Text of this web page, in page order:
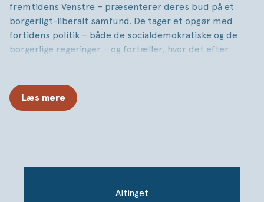
fremtidens Venstre – præsenterer deres bud på et
borgerligt-liberalt samfund. De tager et opgør med
fortidens politik – både de socialdemokratiske og de
borgerlige regeringer – og fortæller, hvor det efter
klienter i et system. Frie individer har deponeret deres
selvstændighed hos staten. De problemer, som vores
I bogen går de tilbage til Venstres rødder og finder der
Læs mere
Altinget